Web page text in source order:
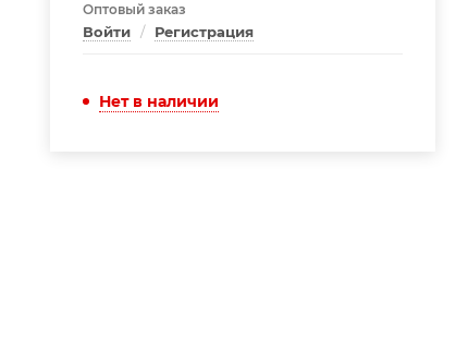
Оптовый заказ
Войти / Регистрация
Нет в наличии